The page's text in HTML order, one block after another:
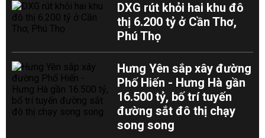
DXG rút khỏi hai khu đô
thị 6.200 tỷ ở Cần Thơ,
Phú Thọ
Hưng Yên sắp xây đường
Phố Hiến - Hưng Hà gần
16.500 tỷ, bố trí tuyến
đường sắt đô thị chạy
song song